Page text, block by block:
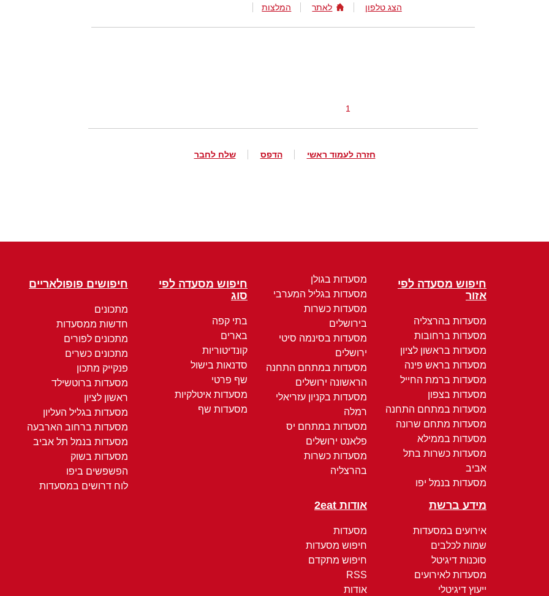
הצג טלפון לאתר המלצות
1
חזרה לעמוד ראשי הדפס שלח לחבר
חיפוש מסעדה לפי
אזור
מסעדות בהרצליה
מסעדות ברחובות
מסעדות בראשון לציון
מסעדות בראש פינה
מסעדות ברמת החייל
מסעדות בצפון
מסעדות במתחם התחנה
מסעדות מתחם שרונה
מסעדות בממילא
מסעדות כשרות בתל
אביב
מסעדות בנמל יפו
מסעדות בגולן
מסעדות בגליל המערבי
מסעדות כשרות
בירושלים
מסעדות בסינמה סיטי
ירושלים
מסעדות במתחם התחנה
הראשונה ירושלים
מסעדות בקניון עזריאלי
רמלה
מסעדות במתחם יס
פלאנט ירושלים
מסעדות כשרות
בהרצליה
חיפוש מסעדה לפי
סוג
בתי קפה
בארים
קונדיטוריות
סדנאות בישול
שף פרטי
מסעדות איטלקיות
מסעדות שף
חיפושים פופולאריים
מתכונים
חדשות ממסעדות
מתכונים לפורים
מתכונים כשרים
פנקייק מתכון
מסעדות ברוטשילד
ראשון לציון
מסעדות בגליל העליון
מסעדות ברחוב הארבעה
מסעדות בנמל תל אביב
מסעדות בשוק
הפשפשים ביפו
לוח דרושים במסעדות
מידע ברשת
אירועים במסעדות
שמות לכלבים
סוכנות דיגיטל
מסעדות לאירועים
ייעוץ דיגיטלי
אודות 2eat
מסעדות
חיפוש מסעדות
חיפוש מתקדם
RSS
אודות